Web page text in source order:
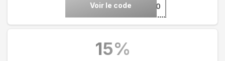
Voir le code***UC20
15%